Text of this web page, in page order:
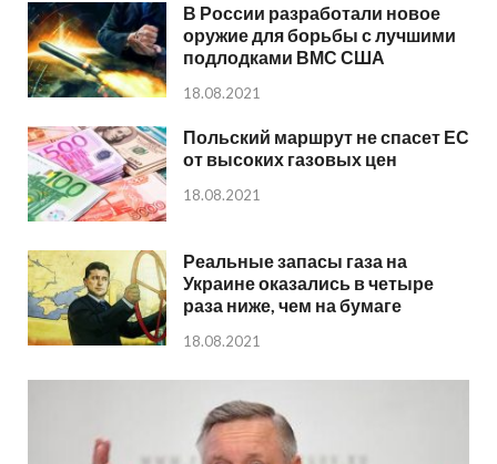
В России разработали новое
оружие для борьбы с лучшими
подлодками ВМС США
18.08.2021
Польский маршрут не спасет ЕС
от высоких газовых цен
18.08.2021
Реальные запасы газа на
Украине оказались в четыре
раза ниже, чем на бумаге
18.08.2021